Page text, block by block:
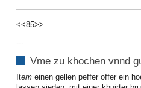
<<85>>
---
Vme zu khochen vnnd
Item einen gellen peffer offer ein